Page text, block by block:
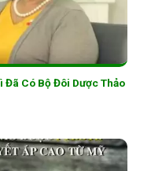
Đã Có Bộ Đôi Dược Thảo